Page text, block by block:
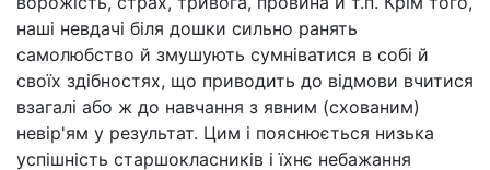
наші невдачі біля дошки сильно ранять
самолюбство й змушують сумніватися в собі й
своїх здібностях, що приводить до відмови вчитися
взагалі або ж до навчання з явним (схованим)
невір'ям у результат. Цим і пояснюється низька
успішність старшокласників і їхнє небажання